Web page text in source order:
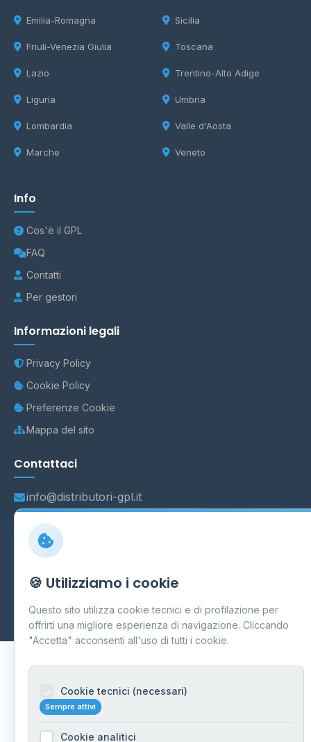
Emilia-Romagna
Friuli-Venezia Giulia
Lazio
Liguria
Lombardia
Marche
Sicilia
Toscana
Trentino-Alto Adige
Umbria
Valle d'Aosta
Veneto
Info
Cos'è il GPL
FAQ
Contatti
Per gestori
Informazioni legali
Privacy Policy
Cookie Policy
Preferenze Cookie
Mappa del sito
Contattaci
info@distributori-gpl.it
Carpi
P.IVA 03859300364
Dati forniti daMinistero delle Imprese e del Made in Italy
Aggiornamento quotidiano
🍪 Utilizziamo i cookie
Questo sito utilizza cookie tecnici e di profilazione per
offrirti una migliore esperienza di navigazione. Cliccando
"Accetta" acconsenti all'uso di tutti i cookie.
Cookie tecnici (necessari)
Sempre attivi
Cookie analitici